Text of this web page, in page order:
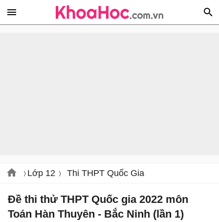
Lớp 12 Thi THPT Quốc Gia
Đề thi thử THPT Quốc gia 2022 môn
Toán Hàn Thuyên - Bắc Ninh (lần 1)